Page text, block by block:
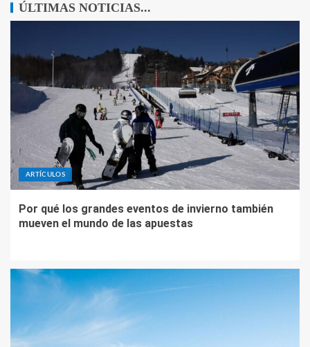
ÚLTIMAS NOTICIAS...
ARTÍCULOS
Por qué los grandes eventos de invierno también
mueven el mundo de las apuestas